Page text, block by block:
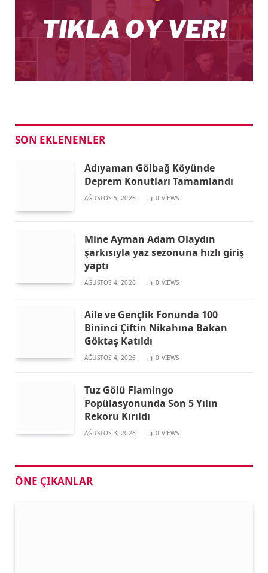
SON EKLENENLER
Adıyaman Gölbağ Köyünde
Deprem Konutları Tamamlandı
AĞUSTOS 5, 2026 0 VIEWS
Mine Ayman Adam Olaydın
şarkısıyla yaz sezonuna hızlı giriş
yaptı
AĞUSTOS 4, 2026 0 VIEWS
Aile ve Gençlik Fonunda 100
Bininci Çiftin Nikahına Bakan
Göktaş Katıldı
AĞUSTOS 4, 2026 0 VIEWS
Tuz Gölü Flamingo
Popülasyonunda Son 5 Yılın
Rekoru Kırıldı
AĞUSTOS 3, 2026 0 VIEWS
ÖNE ÇIKANLAR